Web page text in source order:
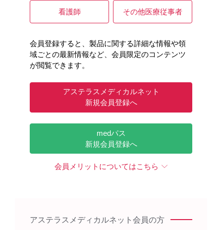
看護師 その他医療従事者
会員登録すると、製品に関する詳細な情報や領
域ごとの最新情報など、会員限定のコンテンツ
が閲覧できます。
アステラスメディカルネット
新規会員登録へ
medパス
新規会員登録へ
会員メリットについてはこちら
アステラスメディカルネット会員の方